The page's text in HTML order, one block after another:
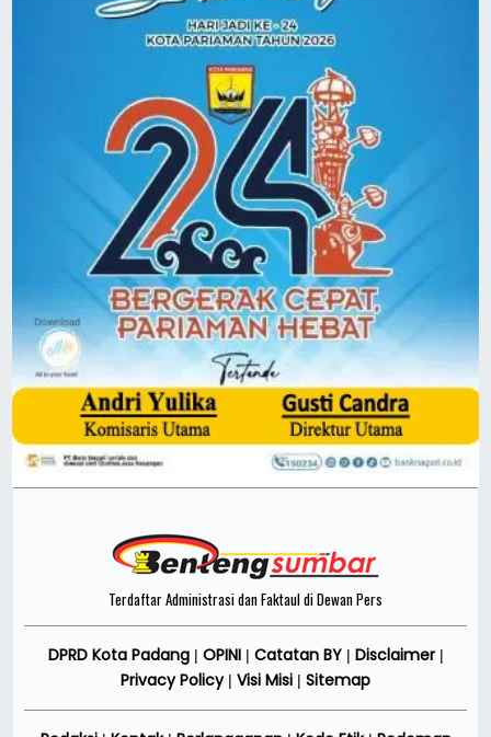
Terdaftar Administrasi dan Faktaul di Dewan Pers
DPRD Kota Padang| OPINI Catatan BY| Disclaimer|
Privacy Policy| Visi Misi Sitemap